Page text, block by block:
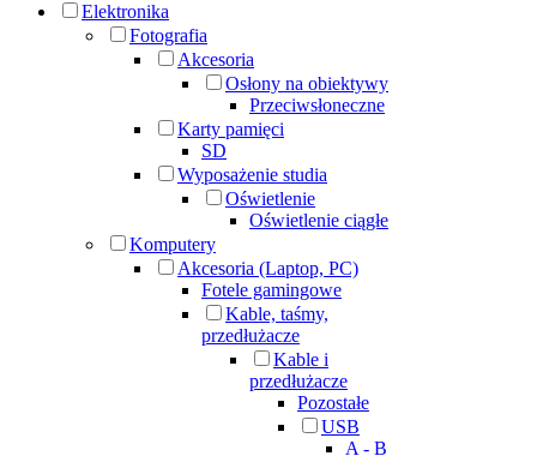
Elektronika
Fotografia
Akcesoria
Osłony na obiektywy
Przeciwsłoneczne
Karty pamięci
SD
Wyposażenie studia
Oświetlenie
Oświetlenie ciągłe
Komputery
Akcesoria (Laptop, PC)
Fotele gamingowe
Kable, taśmy,
przedłużacze
Kable i
przedłużacze
Pozostałe
USB
A - B